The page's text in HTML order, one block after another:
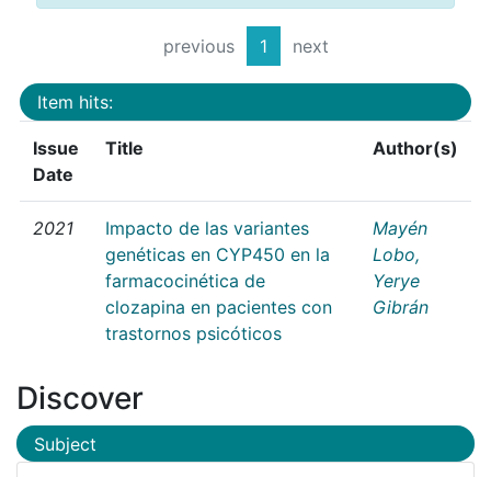
previous 1 next
Item hits:
Issue
Date
Title Author(s)
2021
Impacto de las variantes
genéticas en CYP450 en la
farmacocinética de
clozapina en pacientes con
trastornos psicóticos
Mayén
Lobo,
Yerye
Gibrán
Discover
Subject